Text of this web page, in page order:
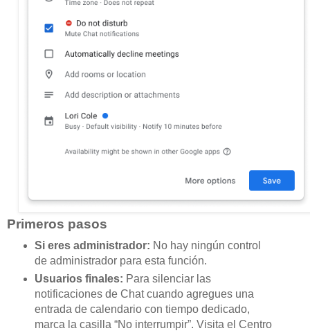
Primeros pasos
Si eres administrador: No hay ningún control
de administrador para esta función.
Usuarios finales: Para silenciar las
notificaciones de Chat cuando agregues una
entrada de calendario con tiempo dedicado,
marca la casilla “No interrumpir”. Visita el Centro